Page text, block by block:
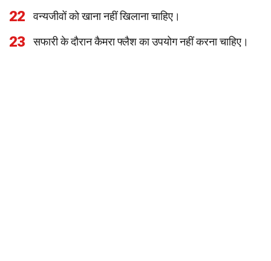
22 वन्यजीवों को खाना नहीं खिलाना चाहिए।
23 सफारी के दौरान कैमरा फ्लैश का उपयोग नहीं करना चाहिए।